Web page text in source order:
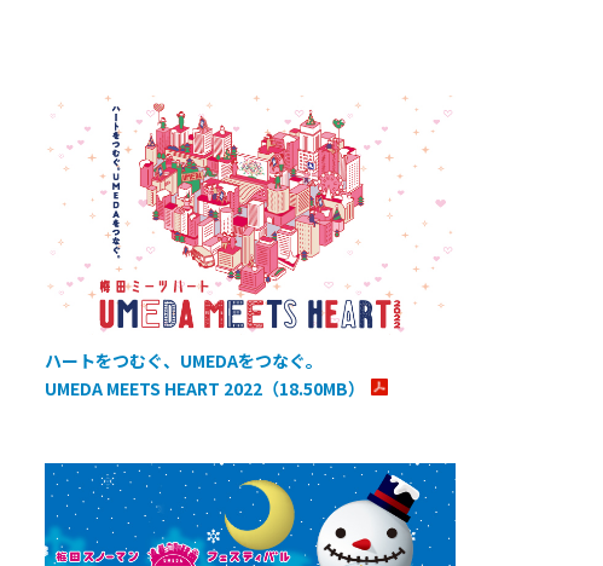
ハートをつむぐ、UMEDAをつなぐ。
UMEDA MEETS HEART 2022（18.50MB）